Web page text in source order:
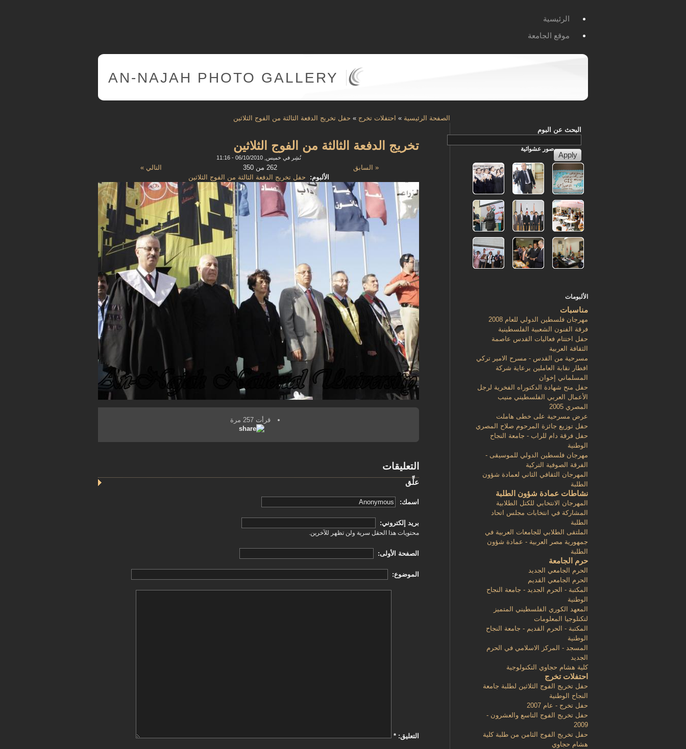
الرئيسية
موقع الجامعة
AN-NAJAH PHOTO GALLERY
الصفحة الرئيسية » احتفلات تخرج » حفل تخريج الدفعة الثالثة من الفوج الثلاثين
تخريج الدفعة الثالثة من الفوج الثلاثين
نُشِر في خميس, 06/10/2010 - 11:16
« السابق 262 من 350
التالي »
الألبوم:
حفل تخريج الدفعة الثالثة من الفوج الثلاثين
قرأت 257 مرة
التعليقات
علِّق
‏اسمك: ‏
‏بريد إلكتروني: ‏
محتويات هذا الحقل سرية ولن تظهر للآخرين.
‏الصفحة الأولى: ‏
‏الموضوع: ‏
‏التعليق: ‏ *
البحث عن البوم
صور عشوائية
الألبومات
مناسبات
مهرجان فلسطين الدولي للعام 2008
فرقة الفنون الشعبية الفلسطينية
حفل اختتام فعاليات القدس عاصمة
الثقافة العربية
مسرحية من القدس - مسرح الامير تركي
افطار نقابة العاملين برعاية شركة
المسلماني إخوان
حفل منح شهادة الدكتوراه الفخرية لرجل
الأعمال العربي الفلسطيني منيب
المصري 2005
عرض مسرحية على خطى هاملت
حفل توزيع جائزة المرحوم صلاح المصري
حفل فرقة دام للراب - جامعة النجاح
الوطنية
مهرجان فلسطين الدولي للموسيقى -
الفرقة الصوفية التركية
المهرجان الثقافي الثاني لعمادة شؤون
الطلبة
نشاطات عمادة شؤون الطلبة
المهرجان الانتخابي للكتل الطلابية
المشاركة في انتخابات مجلس اتحاد
الطلبة
الملتقى الطلابي للجامعات العربية في
جمهورية مصر العربية - عمادة شؤون
الطلبة
حرم الجامعة
الحرم الجامعي الجديد
الحرم الجامعي القديم
المكتبة - الحرم الجديد - جامعة النجاح
الوطنية
المعهد الكوري الفلسطيني المتميز
لتكنلوجيا المعلومات
المكتبة - الحرم القديم - جامعة النجاح
الوطنية
المسجد - المركز الاسلامي في الحرم
الجديد
كلية هشام حجاوي التكنولوجية
احتفلات تخرج
حفل تخريج الفوج الثلاثين لطلبة جامعة
النجاح الوطنية
حفل تخرج - عام 2007
حفل تخريج الفوج التاسع والعشرون -
2009
حفل تخريج الفوج الثامن من طلبة كلية
هشام حجاوي